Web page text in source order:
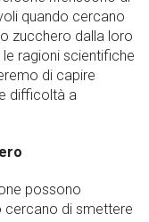
quando cercano
zucchero dalla loro
ragioni scientifiche
di capire
difficoltà a
possono
cercano di smettere